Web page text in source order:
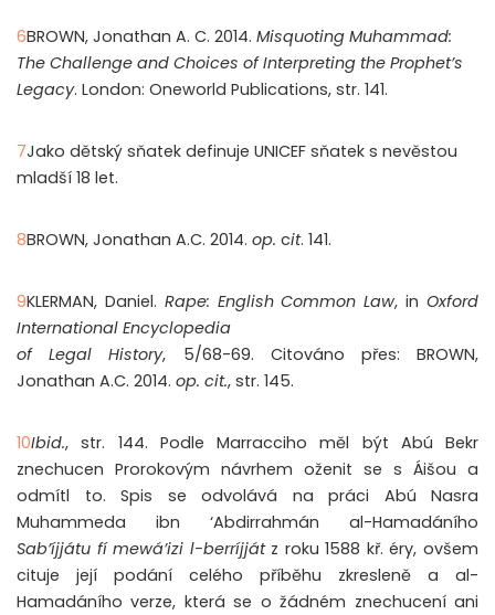
6BROWN, Jonathan A. C. 2014. Misquoting Muhammad:
The Challenge and Choices of Interpreting the Prophet’s
Legacy. London: Oneworld Publications, str. 141.
7Jako dětský sňatek definuje UNICEF sňatek s nevěstou
mladší 18 let.
8BROWN, Jonathan A.C. 2014. op. cit. 141.
9KLERMAN, Daniel. Rape: English Common Law, inOxford
International Encyclopedia
of Legal History, 5/68-69. Citováno přes: BROWN,
Jonathan A.C. 2014. op. cit., str. 145.
10Ibid., str. 144. Podle Marracciho měl být Abú Bekr
znechucen Prorokovým návrhem oženit se s Áišou a
odmítl to. Spis se odvolává na práci Abú Nasra
Muhammeda ibn ‘Abdirrahmán al-Hamadáního
Sab’íjjátu fí mewá’izi l-berríjjátz roku 1588 kř. éry, ovšem
cituje její podání celého příběhu zkresleně a al-
Hamadáního verze, která se o žádném znechucení ani